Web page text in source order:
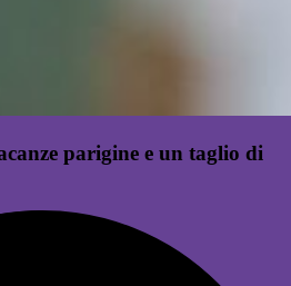
parigine e un taglio di